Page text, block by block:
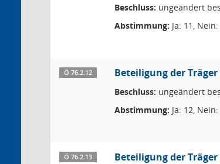
Beschluss: ungeändert
Abstimmung: Ja: 11,
Ö 76.2.12 Beteiligung der
Beschluss: ungeändert
Abstimmung: Ja: 12,
Ö 76.2.13 Beteiligung der